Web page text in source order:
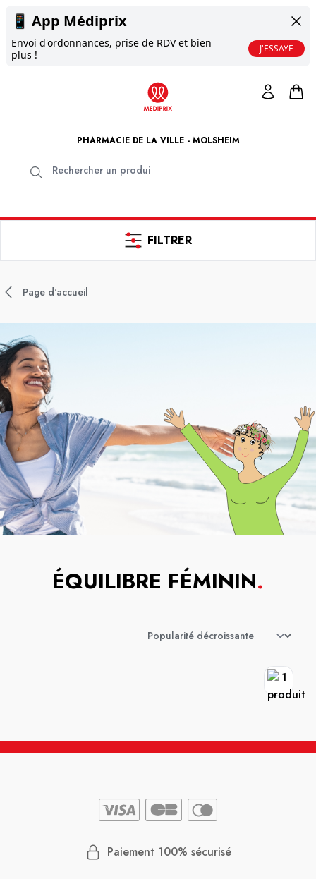
📱 App Médiprix
Envoi d'ordonnances, prise de RDV et bien
plus !
J'ESSAYE
PHARMACIE DE LA VILLE - MOLSHEIM
FILTRER
Page d'accueil
ÉQUILIBRE FÉMININ.
Paiement 100% sécurisé